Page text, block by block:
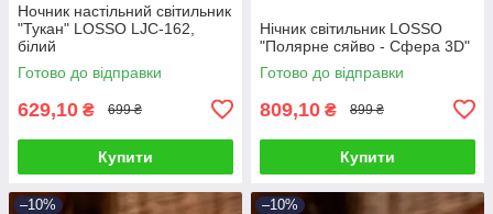
Ночник настільний світильник
"Тукан" LOSSO LJC-162,
білий
Готово до відправки
629,10 ₴ 699 ₴
Купити
Нічник світильник LOSSO
"Полярне сяйво - Сфера 3D"
Готово до відправки
809,10 ₴ 899 ₴
Купити
–10% –10%